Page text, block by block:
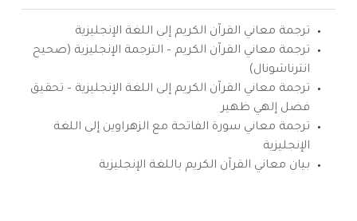
ترجمة معاني القرآن الكريم إلى اللغة الإنجليزية
ترجمة معاني القرآن الكريم – الترجمة الإنجليزية (صحيح
انترناشونال)
ترجمة معاني القرآن الكريم إلى اللغة الإنجليزية – تحقيق
فضل إلهي ظهير
ترجمة معاني سورة الفاتحة مع الزهراوين إلى اللغة
الإنجليزية
بيان معاني القرآن الكريم باللغة الإنجليزية